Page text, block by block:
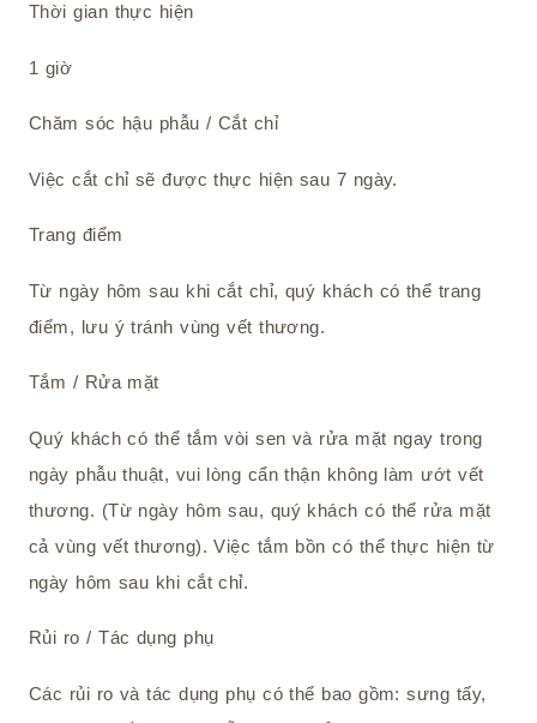
Thời gian thực hiện
1 giờ
Chăm sóc hậu phẫu / Cắt chỉ
Việc cắt chỉ sẽ được thực hiện sau 7 ngày.
Trang điểm
Từ ngày hôm sau khi cắt chỉ, quý khách có thể trang
điểm, lưu ý tránh vùng vết thương.
Tắm / Rửa mặt
Quý khách có thể tắm vòi sen và rửa mặt ngay trong
ngày phẫu thuật, vui lòng cẩn thận không làm ướt vết
thương. (Từ ngày hôm sau, quý khách có thể rửa mặt
cả vùng vết thương). Việc tắm bồn có thể thực hiện từ
ngày hôm sau khi cắt chỉ.
Rủi ro / Tác dụng phụ
Các rủi ro và tác dụng phụ có thể bao gồm: sưng tấy,